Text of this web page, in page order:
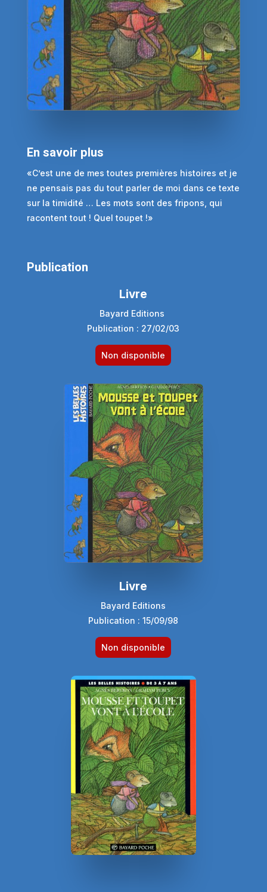
En savoir plus
«C’est une de mes toutes premières histoires et je
ne pensais pas du tout parler de moi dans ce texte
sur la timidité … Les mots sont des fripons, qui
racontent tout ! Quel toupet !»
Publication
Livre
Bayard Editions
Publication : 27/02/03
Non disponible
Livre
Bayard Editions
Publication : 15/09/98
Non disponible